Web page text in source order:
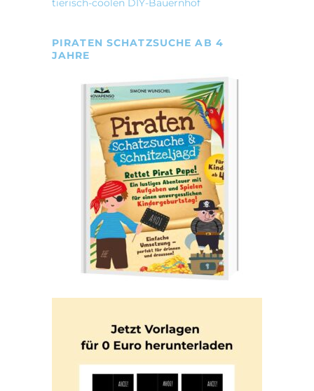
tierisch-coolen DIY-Bauernhof
PIRATEN SCHATZSUCHE AB 4
JAHRE